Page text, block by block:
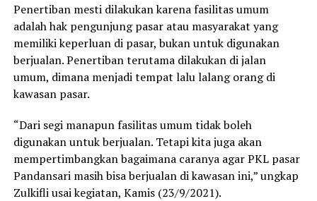
Penertiban mesti dilakukan karena fasilitas umum
adalah hak pengunjung pasar atau masyarakat yang
memiliki keperluan di pasar, bukan untuk digunakan
berjualan. Penertiban terutama dilakukan di jalan
umum, dimana menjadi tempat lalu lalang orang di
kawasan pasar.
“Dari segi manapun fasilitas umum tidak boleh
digunakan untuk berjualan. Tetapi kita juga akan
mempertimbangkan bagaimana caranya agar PKL pasar
Pandansari masih bisa berjualan di kawasan ini,” ungkap
Zulkifli usai kegiatan, Kamis (23/9/2021).